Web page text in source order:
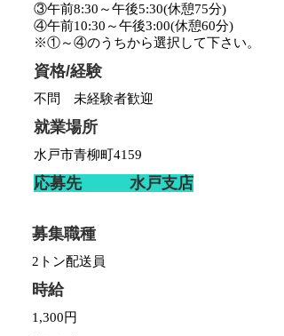
③午前8:30～午後5:30(休憩75分)
④午前10:30～午後3:00(休憩60分)
※①～④のうちから選択して下さい。
資格/経験
不問 未経験者歓迎
就業場所
水戸市青柳町4159
応募先 水戸支店
募集職種
2トン配送員
時給
1,300円